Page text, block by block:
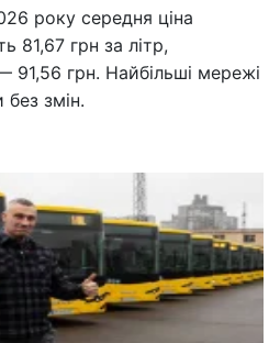
року середня ціна
81,67 грн за літр,
91,56 грн. Найбільші мережі
змін.